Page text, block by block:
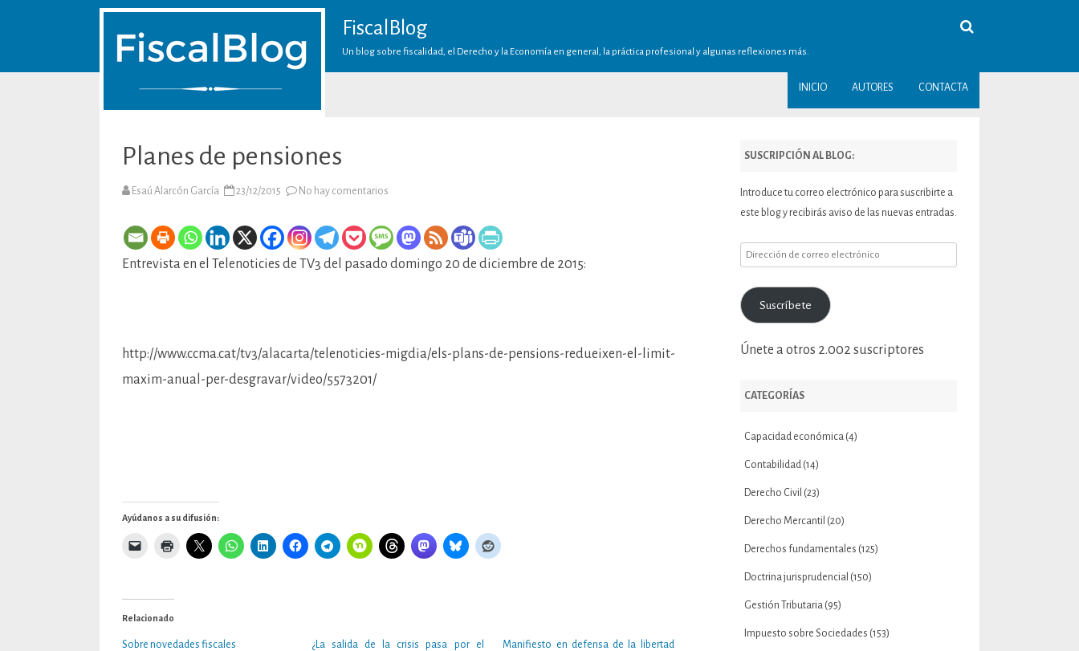
FiscalBlog
Un blog sobre fiscalidad, el Derecho y la Economía en general, la práctica profesional y algunas reflexiones más.
INICIO AUTORES CONTACTA
Planes de pensiones
Esaú Alarcón García 23/12/2015 No hay comentarios
pensiones
Entrevista en el Telenoticies de TV3 del pasado domingo 20 de diciembre de 2015:
http://www.ccma.cat/tv3/alacarta/telenoticies-migdia/els-plans-de-pensions-redueixen-el-limit-
maxim-anual-per-desgravar/video/5573201/
Ayúdanos a su difusión:
Relacionado
Sobre novedades fiscales
¿La salida de la crisis pasa por el
Manifiesto en defensa de la libertad
SUSCRIPCIÓN AL BLOG:
Introduce tu correo electrónico para suscribirte a
este blog y recibirás aviso de las nuevas entradas.
Dirección
correo
electrónico
Suscríbete
Únete a otros 2.002 suscriptores
CATEGORÍAS
Capacidad económica(4)
Contabilidad(14)
Derecho Civil (23)
Derecho Mercantil (20)
Derechos fundamentales (125)
Doctrina jurisprudencial (150)
Gestión Tributaria(95)
Impuesto sobre Sociedades (153)